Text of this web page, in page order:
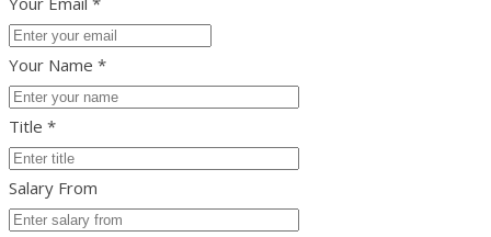
Your Name *
Title *
Salary From